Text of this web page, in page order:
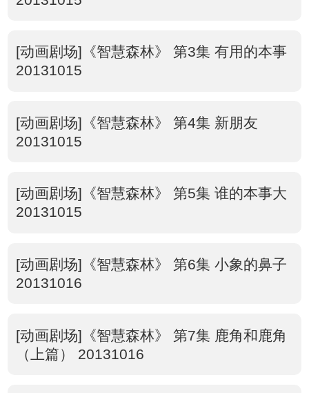
[动画剧场]《智慧森林》 第3集 有用的本事
20131015
[动画剧场]《智慧森林》 第4集 新朋友
20131015
[动画剧场]《智慧森林》 第5集 谁的本事大
20131015
[动画剧场]《智慧森林》 第6集 小象的鼻子
20131016
[动画剧场]《智慧森林》 第7集 鹿角和鹿角
（上篇） 20131016